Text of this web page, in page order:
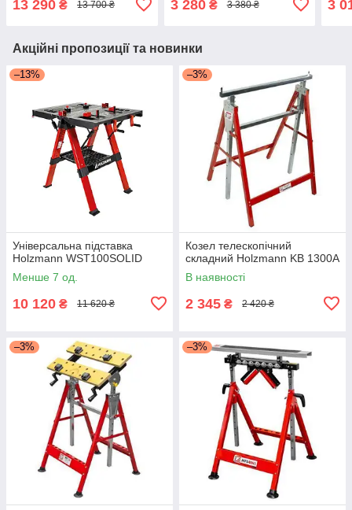
13 290 ₴ 13 700 ₴ 3 280₴ 3 380 ₴ 3
Акційні пропозиції та новинки
–13%
Універсальна підставка
Holzmann WST100SOLID
Менше 7 од.
10 120 ₴ 11 620 ₴
–3%
Козел телескопічний
складний Holzmann KB 1300A
В наявності
2 345 ₴ 2 420 ₴
–3% –3%